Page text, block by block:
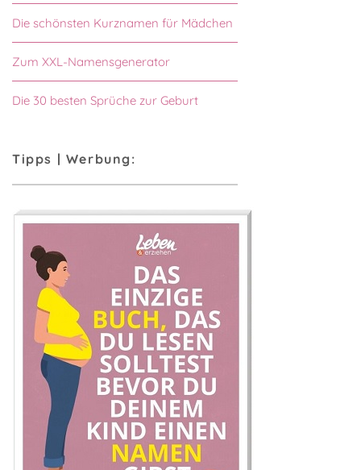
Die schönsten Kurznamen für Mädchen
Zum XXL-Namensgenerator
Die 30 besten Sprüche zur Geburt
Tipps | Werbung: